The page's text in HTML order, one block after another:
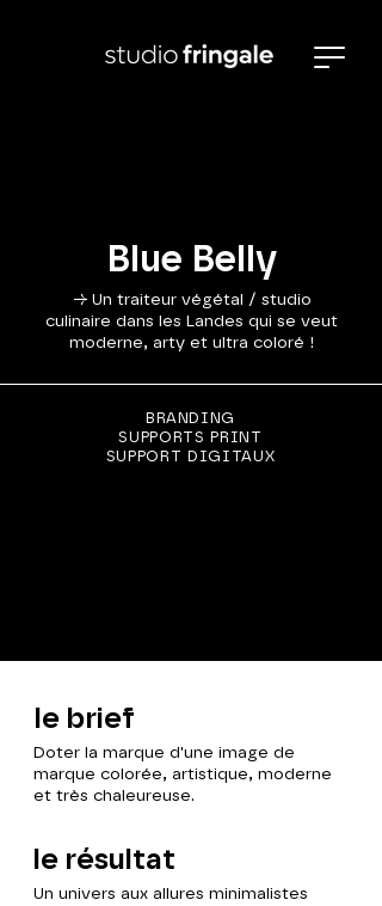
Blue Belly
→ Un traiteur végétal / studio
culinaire dans les Landes qui se veut
moderne, arty et ultra coloré !
BRANDING
SUPPORTS PRINT
SUPPORT DIGITAUX
le brief
Doter la marque d'une image de
marque colorée, artistique, moderne
et très chaleureuse.
le résultat
Un univers aux allures minimalistes